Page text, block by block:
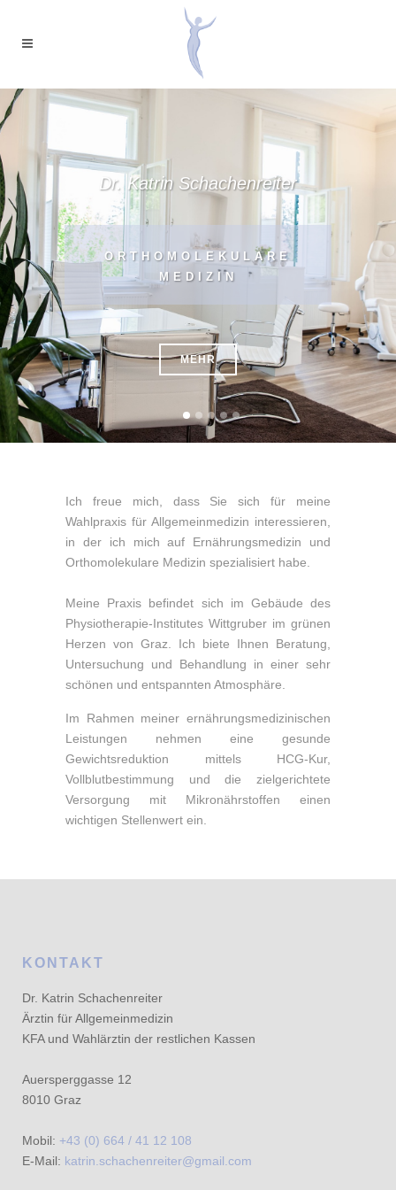
Dr. Katrin Schachenreiter
ORTHOMOLEKULARE
MEDIZIN
MEHR
Ich freue mich, dass Sie sich für meine
Wahlpraxis für Allgemeinmedizin interessieren,
in der ich mich auf Ernährungsmedizin und
Orthomolekulare Medizin spezialisiert habe.
Meine Praxis befindet sich im Gebäude des
Physiotherapie-Institutes Wittgruber im grünen
Herzen von Graz. Ich biete Ihnen Beratung,
Untersuchung und Behandlung in einer sehr
schönen und entspannten Atmosphäre.
Im Rahmen meiner ernährungsmedizinischen
Leistungen nehmen eine gesunde
Gewichtsreduktion mittels HCG-Kur,
Vollblutbestimmung und die zielgerichtete
Versorgung mit Mikronährstoffen einen
wichtigen Stellenwert ein.
KONTAKT
Dr. Katrin Schachenreiter
Ärztin für Allgemeinmedizin
KFA und Wahlärztin der restlichen Kassen
Auersperggasse 12
8010 Graz
Mobil: +43 (0) 664 / 41 12 108
E-Mail: katrin.schachenreiter@gmail.com